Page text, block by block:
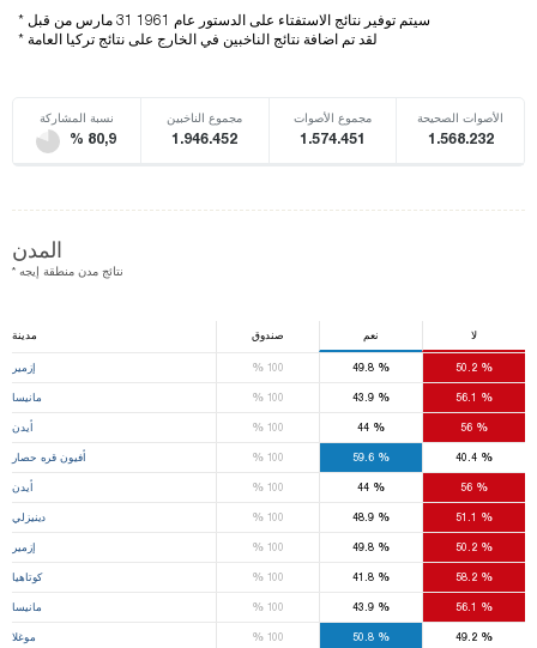
* سيتم توفير نتائج الاستفتاء على الدستور عام 1961 31 مارس من قبل
* لقد تم اضافة نتائج الناخبين في الخارج على نتائج تركيا العامة
نسبة المشاركة
% 80,9
مجموع الناخبين
1.946.452
مجموع الأصوات
1.574.451
الأصوات الصحيحة
1.568.232
المدن
* نتائج مدن منطقة إيجه
مدينة صندوق نعم لا
إزمير %100 %
49.8 %
50.2
مانيسا %100 %
43.9 %
أيدن %100 % %
أفيون قره حصار %100 %
59.6 %
40.4
أيدن %100 % %
دينيزلي %100 %
48.9 %
إزمير %100 %
49.8 %
50.2
كوتاهيا %100 %
41.8 %
58.2
مانيسا %100 %
43.9 %
موغلا %100 %
50.8 %
49.2